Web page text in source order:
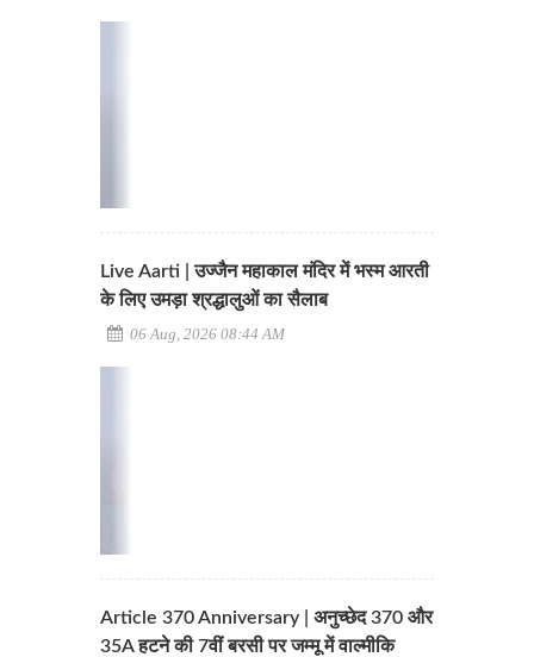
Live Aarti | उज्जैन महाकाल मंदिर में भस्म आरती
के लिए उमड़ा श्रद्धालुओं का सैलाब
06 Aug, 2026 08:44 AM
Article 370 Anniversary | अनुच्छेद 370 और
35A हटने की 7वीं बरसी पर जम्मू में वाल्मीकि